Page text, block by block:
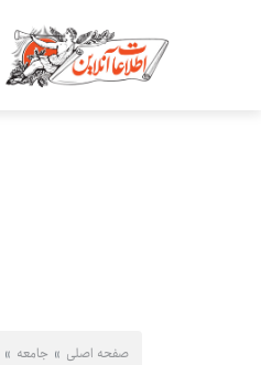
صفحه اصلی جامعه